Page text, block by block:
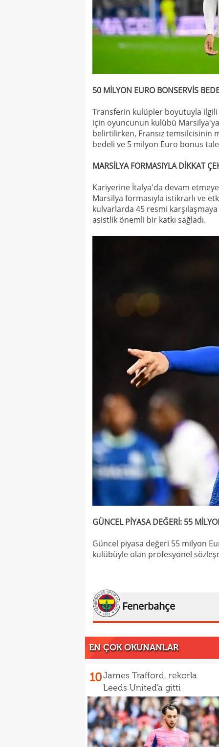
50 MİLYON EURO BONSERVİS
Transferin kulüpler boyutuyla ilgili
için oyuncunun kulübü
belirtilirken, Fransız temsilcisinin
bedeli ve 5 milyon Euro bonus
MARSİLYA FORMASIYLA DİKKAT
Kariyerine İtalya'da devam etmeye
Marsilya formasıyla istikrarlı ve
kulvarlarda 45 resmi
asistlik önemli bir katkı sağladı.
GÜNCEL PİYASA DEĞERİ: 55
Güncel piyasa değeri 55 milyon
kulübüyle olan profesyonel
Fenerbahçe
EN ÇOK OKUNANLAR
10James Trafford, rekorla
Leeds United'a gitti